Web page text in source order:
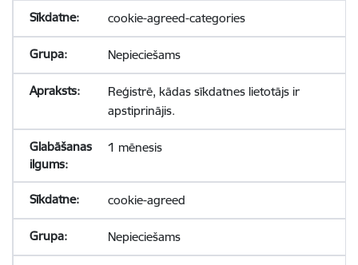
cookie-agreed-categories
Nepieciešams
Reģistrē, kādas sīkdatnes lietotājs ir
apstiprinājis.
1 mēnesis
cookie-agreed
Nepieciešams